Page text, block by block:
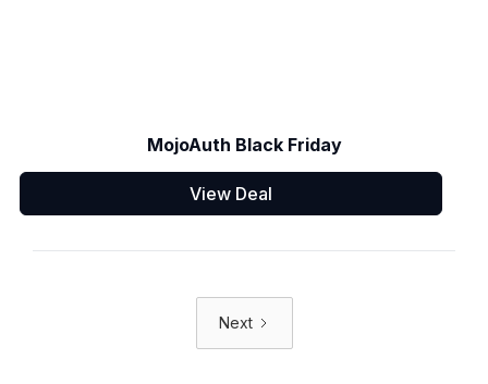
MojoAuth Black Friday
View Deal
Next